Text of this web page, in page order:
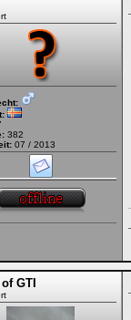
382
07 / 2013
GTI